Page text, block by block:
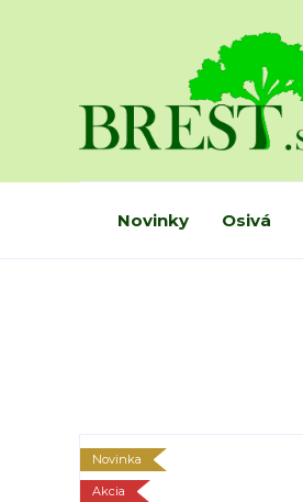
Novinky Osivá
Novinka
Akcia